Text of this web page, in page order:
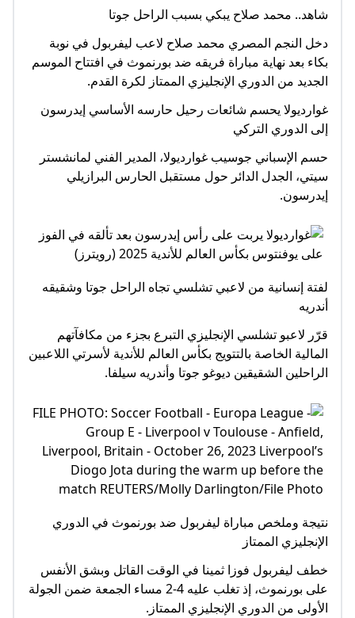
شاهد.. محمد صلاح يبكي بسبب الراحل جوتا
دخل النجم المصري محمد صلاح لاعب ليفربول في نوبة
بكاء بعد نهاية مباراة فريقه ضد بورنموث في افتتاح الموسم
الجديد من الدوري الإنجليزي الممتاز لكرة القدم.
غوارديولا يحسم شائعات رحيل حارسه الأساسي إيدرسون
إلى الدوري التركي
حسم الإسباني جوسيب غوارديولا، المدير الفني لمانشستر
سيتي، الجدل الدائر حول مستقبل الحارس البرازيلي
إيدرسون.
لفتة إنسانية من لاعبي تشلسي تجاه الراحل جوتا وشقيقه
أندريه
قرّر لاعبو تشلسي الإنجليزي التبرع بجزء من مكافآتهم
المالية الخاصة بالتتويج بكأس العالم للأندية لأسرتي اللاعبين
الراحلين الشقيقين ديوغو جوتا وأندريه سيلفا.
نتيجة وملخص مباراة ليفربول ضد بورنموث في الدوري
الإنجليزي الممتاز
خطف ليفربول فوزا ثمينا في الوقت القاتل وبشق الأنفس
على بورنموث، إذ تغلب عليه 4-2 مساء الجمعة ضمن الجولة
الأولى من الدوري الإنجليزي الممتاز.